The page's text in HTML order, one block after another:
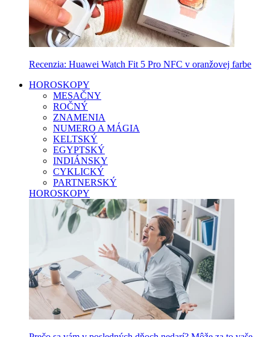
Recenzia: Huawei Watch Fit 5 Pro NFC v oranžovej farbe
HOROSKOPY
MESAČNY
ROČNÝ
ZNAMENIA
NUMERO A MÁGIA
KELTSKÝ
EGYPTSKÝ
INDIÁNSKY
CYKLICKÝ
PARTNERSKÝ
HOROSKOPY